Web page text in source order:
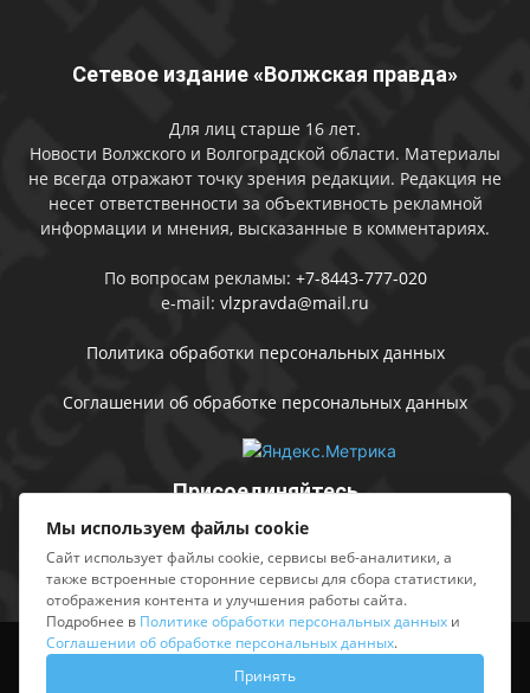
Сетевое издание «Волжская правда»
Для лиц старше 16 лет.
Новости Волжского и Волгоградской области. Материалы
не всегда отражают точку зрения редакции. Редакция не
несет ответственности за объективность рекламной
информации и мнения, высказанные в комментариях.
По вопросам рекламы: +7-8443-777-020
e-mail: vlzpravda@mail.ru
Политика обработки персональных данных
Соглашении об обработке персональных данных
Присоединяйтесь
Выходные данные Sing in
Мы используем файлы cookie
Сайт использует файлы cookie, сервисы веб-аналитики, а
также встроенные сторонние сервисы для сбора статистики,
отображения контента и улучшения работы сайта.
Подробнее в Политике обработки персональных данных и
Соглашении об обработке персональных данных.
Принять